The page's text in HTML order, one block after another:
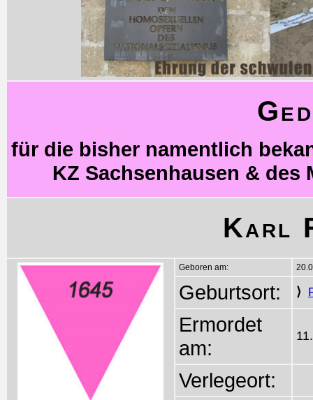
für die bisher namentlich
KZ Sachsenhausen & des
Karl
Geboren am:
Geburtsort: ⟩
Ermordet
am:
Verlegeort: